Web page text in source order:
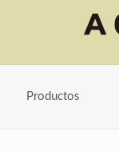
Productos